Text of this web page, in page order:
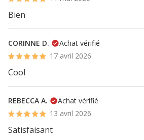
Bien
CORINNE D.
Achat vérifié
17 avril 2026
Cool
REBECCA A.
Achat vérifié
13 avril 2026
Satisfaisant